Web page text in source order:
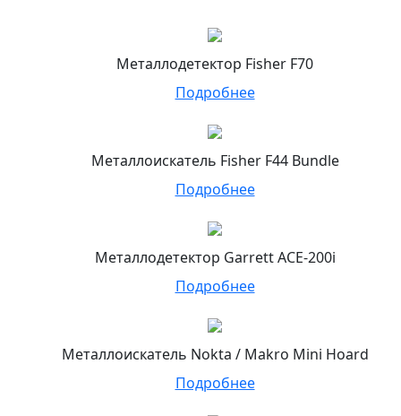
Металлодетектор Fisher F70
Подробнее
Металлоискатель Fisher F44 Bundle
Подробнее
Металлодетектор Garrett ACE-200i
Подробнее
Металлоискатель Nokta / Makro Mini Hoard
Подробнее